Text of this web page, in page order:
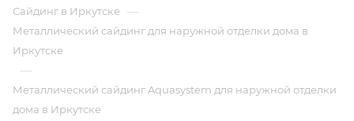
Сайдинг в Иркутске —
Металлический сайдинг для наружной отделки дома в
Иркутске
—
Металлический сайдинг Aquasystem для наружной отделки
дома в Иркутске